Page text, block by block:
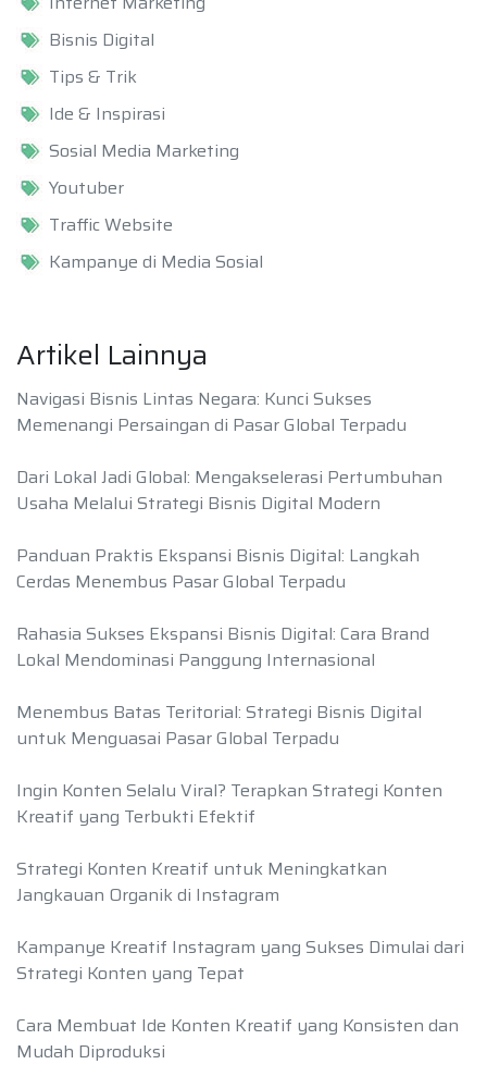
Bisnis Digital
Tips & Trik
Ide & Inspirasi
Sosial Media Marketing
Youtuber
Traffic Website
Kampanye di Media Sosial
Artikel Lainnya
Navigasi Bisnis Lintas Negara: Kunci Sukses
Memenangi Persaingan di Pasar Global Terpadu
Dari Lokal Jadi Global: Mengakselerasi Pertumbuhan
Usaha Melalui Strategi Bisnis Digital Modern
Panduan Praktis Ekspansi Bisnis Digital: Langkah
Cerdas Menembus Pasar Global Terpadu
Rahasia Sukses Ekspansi Bisnis Digital: Cara Brand
Lokal Mendominasi Panggung Internasional
Menembus Batas Teritorial: Strategi Bisnis Digital
untuk Menguasai Pasar Global Terpadu
Ingin Konten Selalu Viral? Terapkan Strategi Konten
Kreatif yang Terbukti Efektif
Strategi Konten Kreatif untuk Meningkatkan
Jangkauan Organik di Instagram
Kampanye Kreatif Instagram yang Sukses Dimulai dari
Strategi Konten yang Tepat
Cara Membuat Ide Konten Kreatif yang Konsisten dan
Mudah Diproduksi